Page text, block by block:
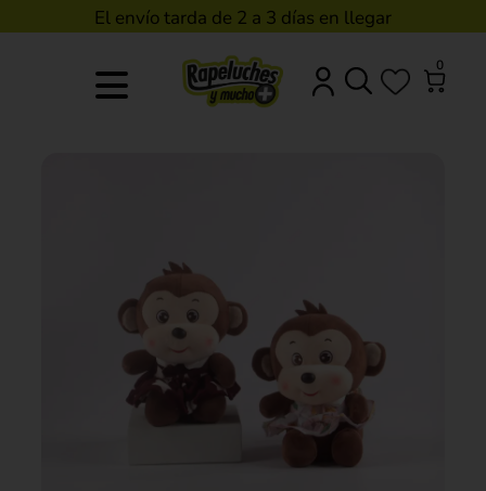
El envío tarda de 2 a 3 días en llegar
0